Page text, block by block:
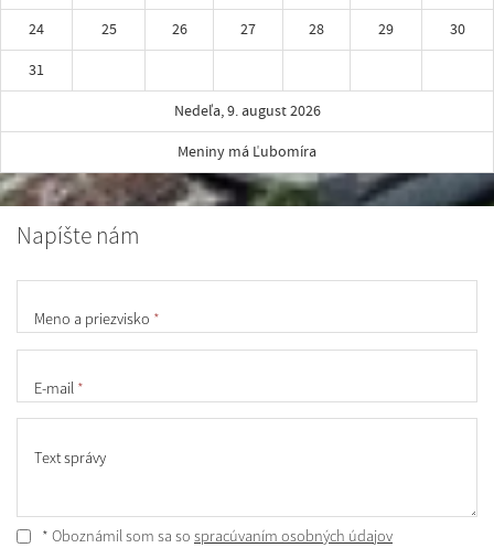
24
25 26 27 28 29
30
31
Nedeľa, 9. august 2026
Meniny má Ľubomíra
Napíšte nám
Meno a priezvisko *
E-mail *
Text správy
* Oboznámil som sa so spracúvaním osobných údajov